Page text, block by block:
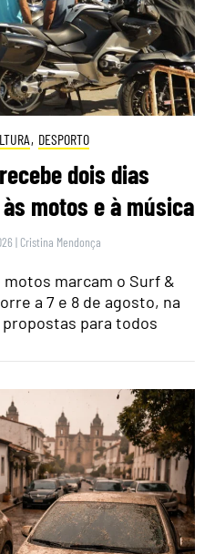
, DESPORTO
dois dias
motos e à música
| Cristina Mendonça
marcam o Surf &
a 7 e 8 de agosto, na
para todos